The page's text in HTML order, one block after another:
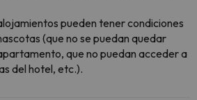
pueden tener condiciones
(que no se puedan quedar
que no puedan acceder a
del hotel, etc.).